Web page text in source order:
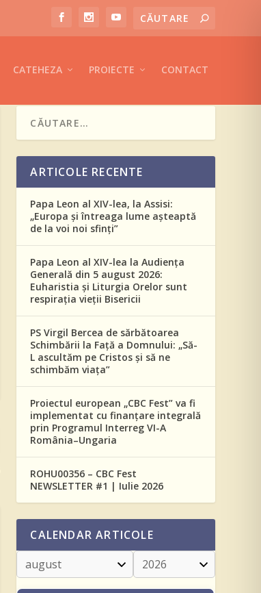
CATEHEZA PROIECTE CONTACT
ARTICOLE RECENTE
Papa Leon al XIV-lea, la Assisi:
„Europa și întreaga lume așteaptă
de la voi noi sfinți”
Papa Leon al XIV-lea la Audiența
Generală din 5 august 2026:
Euharistia și Liturgia Orelor sunt
respirația vieții Bisericii
PS Virgil Bercea de sărbătoarea
Schimbării la Față a Domnului: „Să-
L ascultăm pe Cristos și să ne
schimbăm viața”
Proiectul european „CBC Fest” va fi
implementat cu finanțare integrală
prin Programul Interreg VI-A
România–Ungaria
ROHU00356 – CBC Fest
NEWSLETTER #1 | Iulie 2026
CALENDAR ARTICOLE